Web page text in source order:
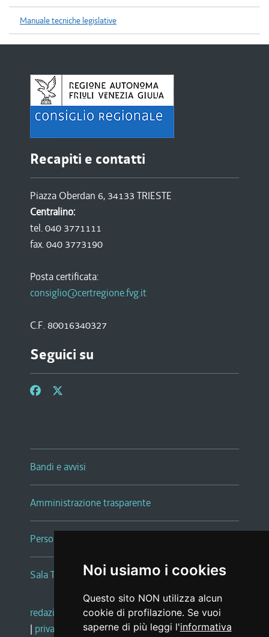
Noi usiamo i cookies
Questo sito NON utilizza alcun
cookie di profilazione. Se vuoi
saperne di più leggi l'informativa
Manuale tecniche legislative
Recapiti e contatti
Piazza Oberdan 6, 34133 TRIESTE
Centralino:
tel. 040 3771111
fax. 040 3773190
Posta certificata:
consiglio@certregione.fvg.it
C.F. 80016340327
Seguici su
Bandi e avvisi
Amministrazione trasparente
Persone e Uffici
Sala Tiziano Tessitori
redazione web |note legali |glossario
| privacy social media policy